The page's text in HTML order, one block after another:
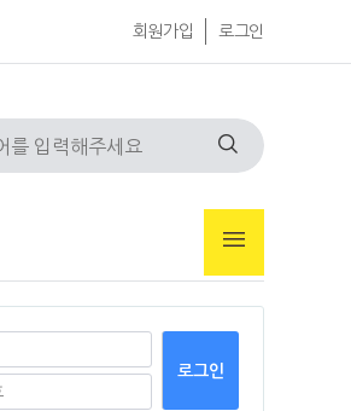
회원가입 로그인